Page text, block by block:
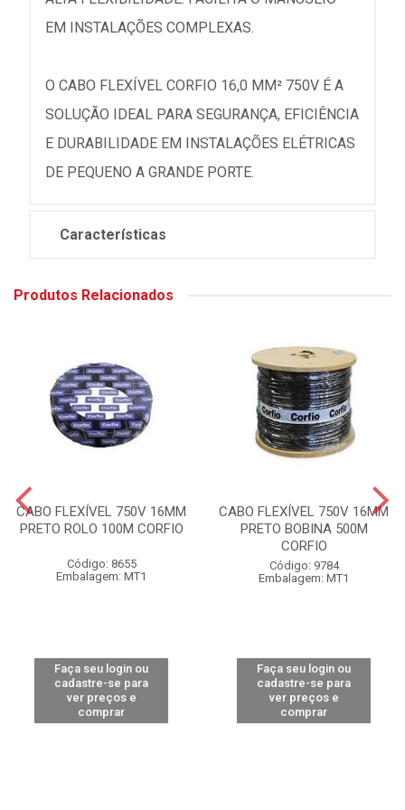
EM INSTALAÇÕES COMPLEXAS.
O CABO FLEXÍVEL CORFIO 16,0 MM² 750V É A
SOLUÇÃO IDEAL PARA SEGURANÇA, EFICIÊNCIA
E DURABILIDADE EM INSTALAÇÕES ELÉTRICAS
DE PEQUENO A GRANDE PORTE.
Características
Produtos Relacionados
CABO FLEXÍVEL 750V 16MM
PRETO ROLO 100M CORFIO
Código: 8655
Embalagem: MT1
Faça seu login ou
cadastre-se para
ver preços e
comprar
CABO FLEXÍVEL 750V 16MM
PRETO BOBINA 500M
CORFIO
Código: 9784
Embalagem: MT1
Faça seu login ou
cadastre-se para
ver preços e
comprar